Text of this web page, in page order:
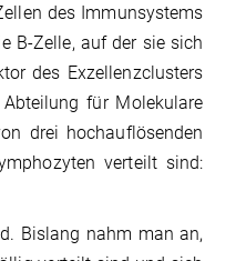
des Immunsystems
B-Zelle, auf der sie sich
des Exzellenzclusters
für Molekulare
drei hochauflösenden
verteilt sind:
Bislang nahm man an,